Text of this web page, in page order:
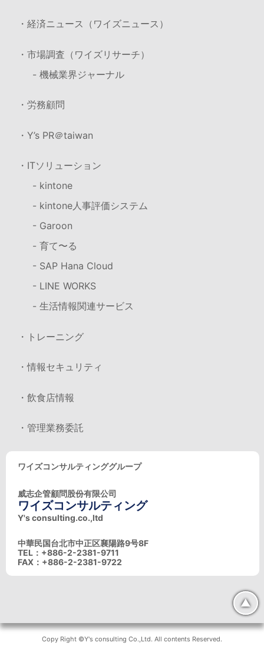
・経済ニュース（ワイズニュース）
・市場調査（ワイズリサーチ）
- 機械業界ジャーナル
・労務顧問
・Y’s PR＠taiwan
・ITソリューション
- kintone
- kintone人事評価システム
- Garoon
- 育て〜る
- SAP Hana Cloud
- LINE WORKS
- 生活情報関連サービス
・トレーニング
・情報セキュリティ
・飲食店情報
・管理業務委託
ワイズコンサルティンググループ
威志企管顧問股份有限公司
ワイズコンサルティング
Y's consulting.co.,ltd
中華民国台北市中正区襄陽路9号8F
TEL：+886-2-2381-9711
FAX：+886-2-2381-9722
▲
Copy Right ©Y's consulting Co.,Ltd. All contents Reserved.